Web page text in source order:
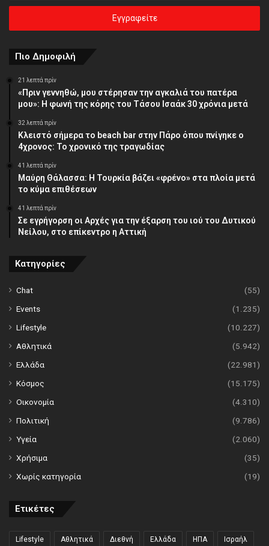
ηλεκτρονική
διεύθυνση
Πιο Δημοφιλή
21 λεπτά πρίν
«Πριν γεννηθώ, μου στέρησαν την αγκαλιά του πατέρα
μου»: Η φωνή της κόρης του Τάσου Ισαάκ 30 χρόνια μετά
32 λεπτά πρίν
Κλειστό σήμερα το beach bar στην Πάρο όπου πνίγηκε ο
4χρονος: Το χρονικό της τραγωδίας
41 λεπτά πρίν
Μαύρη Θάλασσα: Η Τουρκία βάζει «φρένο» στα πλοία μετά
το κύμα επιθέσεων
41 λεπτά πρίν
Σε εγρήγορση οι Αρχές για την έξαρση του ιού του Δυτικού
Νείλου, στο επίκεντρο η Αττική
Κατηγορίες
Chat
(55)
Events
(1.235)
Lifestyle
(10.227)
Αθλητικά
(5.942)
Ελλάδα
(22.981)
Κόσμος
(15.175)
Οικονομία
(4.310)
Πολιτική
(9.786)
Υγεία
(2.060)
Χρήσιμα
(35)
Χωρίς κατηγορία
(19)
Ετικέτες
Lifestyle Αθλητικά Διεθνή Ελλάδα ΗΠΑ Ισραήλ